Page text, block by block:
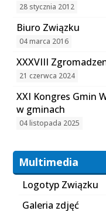
28 stycznia 2012
Biuro Związku
04 marca 2016
XXXVIII
21 czerwca 2024
XXI Kongres Gmin
w gminach
04 listopada 2025
Multimedia
Logotyp Związku
Galeria zdjęć